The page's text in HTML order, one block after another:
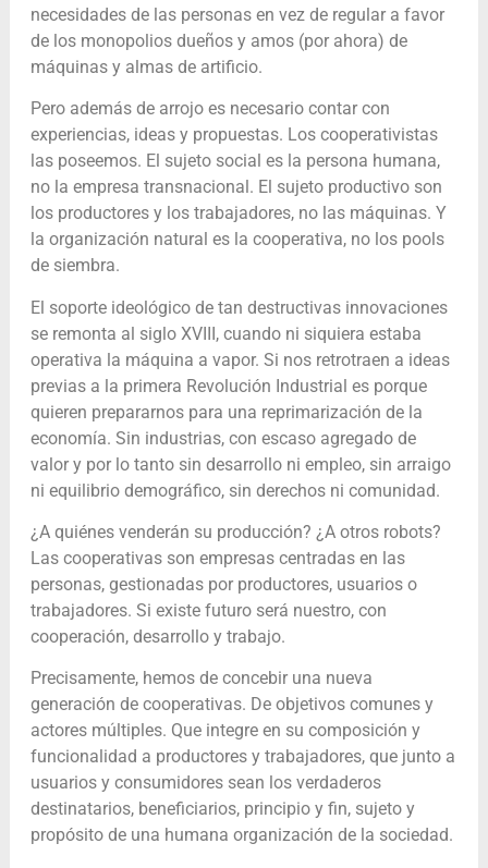
necesidades de las personas en vez de regular a favor
de los monopolios dueños y amos (por ahora) de
máquinas y almas de artificio.
Pero además de arrojo es necesario contar con
experiencias, ideas y propuestas. Los cooperativistas
las poseemos. El sujeto social es la persona humana,
no la empresa transnacional. El sujeto productivo son
los productores y los trabajadores, no las máquinas. Y
la organización natural es la cooperativa, no los pools
de siembra.
El soporte ideológico de tan destructivas innovaciones
se remonta al siglo XVIII, cuando ni siquiera estaba
operativa la máquina a vapor. Si nos retrotraen a ideas
previas a la primera Revolución Industrial es porque
quieren prepararnos para una reprimarización de la
economía. Sin industrias, con escaso agregado de
valor y por lo tanto sin desarrollo ni empleo, sin arraigo
ni equilibrio demográfico, sin derechos ni comunidad.
¿A quiénes venderán su producción? ¿A otros robots?
Las cooperativas son empresas centradas en las
personas, gestionadas por productores, usuarios o
trabajadores. Si existe futuro será nuestro, con
cooperación, desarrollo y trabajo.
Precisamente, hemos de concebir una nueva
generación de cooperativas. De objetivos comunes y
actores múltiples. Que integre en su composición y
funcionalidad a productores y trabajadores, que junto a
usuarios y consumidores sean los verdaderos
destinatarios, beneficiarios, principio y fin, sujeto y
propósito de una humana organización de la sociedad.